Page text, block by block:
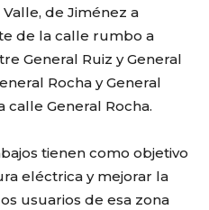
de Jiménez a
de la calle rumbo a
General Ruiz y General
Rocha y General
calle General Rocha.
tienen como objetivo
eléctrica y mejorar la
usuarios de esa zona